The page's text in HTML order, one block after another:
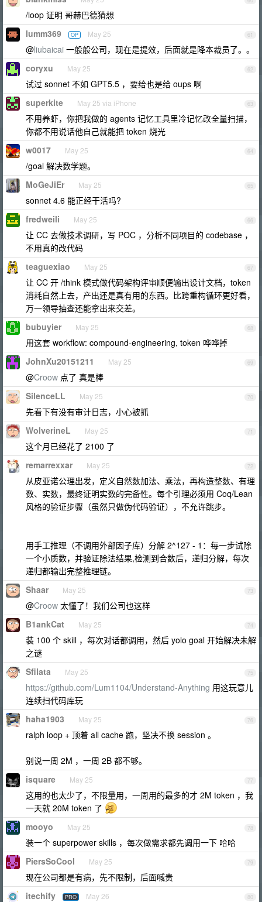
/loop 证明 哥赫巴德猜想
61
lumm369 OP May 25
@liubaicai 一般般公司，现在是提效，后面就是降本裁员了。。
62
coryxu May 25
试过 sonnet 不如 GPT5.5 ，要给也是给 oups 啊
63
superkite May 25 via iPhone
不用养虾，你把我做的 agents 记忆工具里冷记忆改全量扫描，
你都不用说话他自己就能把 token 烧光
64
w0017 May 25
/goal 解决数学题。
65
MoGeJiEr May 25
sonnet 4.6 能正经干活吗?
66
fredweili May 25
让 CC 去做技术调研，写 POC ，分析不同项目的 codebase ，
不用真的改代码
67
teaguexiao May 25
让 CC 开 /think 模式做代码架构评审顺便输出设计文档，token
消耗自然上去，产出还是真有用的东西。比跨重构循环更好看，
万一领导抽查还能拿出来交差。
68
bubuyier May 25
用这套 workflow: compound-engineering, token 哗哗掉
69
JohnXu20151211 May 25
@Croow 点了 真是棒
70
SilenceLL May 25
先看下有没有审计日志，小心被抓
71
WolverineL May 25
这个月已经花了 2100 了
72
remarrexxar May 25
从皮亚诺公理出发，定义自然数加法、乘法，再构造整数、有理
数、实数，最终证明实数的完备性。每个引理必须用 Coq/Lean
风格的验证步骤（虽然只做伪代码验证），不允许跳步。
用手工推理（不调用外部因子库）分解 2^127 - 1：每一步试除
一个小质数，并验证除法结果,检测到合数后，递归分解，每次
递归都输出完整推理链。
73
Shaar May 25
@Croow 太懂了！我们公司也这样
74
B1ankCat May 25
装 100 个 skill ，每次对话都调用，然后 yolo goal 开始解决未解
之谜
75
Sfilata May 25
https://github.com/Lum1104/Understand-Anything 用这玩意儿
连续扫代码库玩
76
haha1903 May 25
ralph loop + 顶着 all cache 跑，坚决不换 session 。
别说一周 2M ，一周 2B 都不够。
77
isquare May 25
这用的也太少了，不限量用，一周用的最多的才 2M token ，我
一天就 20M token 了
78
mooyo May 25
装一个 superpower skills ，每次做需求都先调用一下 哈哈
79
PiersSoCool May 25
现在公司都是有病，先不限制，后面喊贵
80
itechify PRO May 26